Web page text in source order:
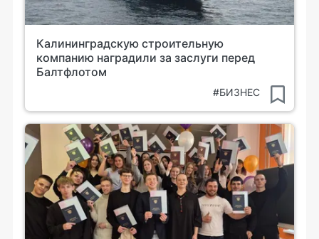
Калининградскую строительную
компанию наградили за заслуги перед
Балтфлотом
#БИЗНЕС